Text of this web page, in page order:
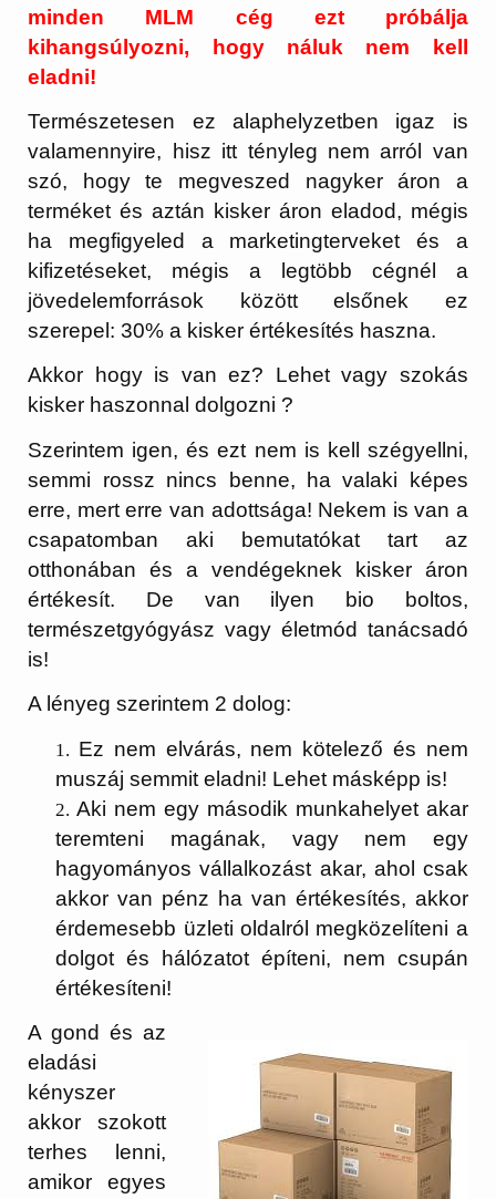
minden MLM cég ezt próbálja
kihangsúlyozni, hogy náluk nem kell
eladni!
Természetesen ez alaphelyzetben igaz is
valamennyire, hisz itt tényleg nem arról van
szó, hogy te megveszed nagyker áron a
terméket és aztán kisker áron eladod, mégis
ha megfigyeled a marketingterveket és a
kifizetéseket, mégis a legtöbb cégnél a
jövedelemforrások között elsőnek ez
szerepel: 30% a kisker értékesítés haszna.
Akkor hogy is van ez? Lehet vagy szokás
kisker haszonnal dolgozni ?
Szerintem igen, és ezt nem is kell szégyellni,
semmi rossz nincs benne, ha valaki képes
erre, mert erre van adottsága! Nekem is van a
csapatomban aki bemutatókat tart az
otthonában és a vendégeknek kisker áron
értékesít. De van ilyen bio boltos,
természetgyógyász vagy életmód tanácsadó
is!
A lényeg szerintem 2 dolog:
Ez nem elvárás, nem kötelező és nem
muszáj semmit eladni! Lehet másképp is!
Aki nem egy második munkahelyet akar
teremteni magának, vagy nem egy
hagyományos vállalkozást akar, ahol csak
akkor van pénz ha van értékesítés, akkor
érdemesebb üzleti oldalról megközelíteni a
dolgot és hálózatot építeni, nem csupán
értékesíteni!
A gond és az
eladási
kényszer
akkor szokott
terhes lenni,
amikor egyes